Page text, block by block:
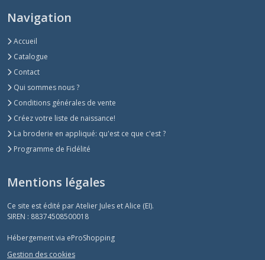
Navigation
Accueil
Catalogue
Contact
Qui sommes nous ?
Conditions générales de vente
Créez votre liste de naissance!
La broderie en appliqué: qu'est ce que c'est ?
Programme de Fidélité
Mentions légales
Ce site est édité par Atelier Jules et Alice (EI).
SIREN : 88374508500018
Hébergement via eProShopping
Gestion des cookies